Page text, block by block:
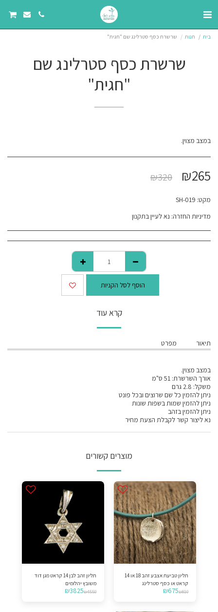
בית חנות שרשרת כסף סטרלינג שם "חגית"
שרשרת כסף סטרלינג שם
"חגית"
במצב מצוין.
₪265
₪320
מקט: SH-019
מדיניות החזרה: נא לעיין בתקנון
הוסף לסל הקניות
קרא עוד
תיאור מפרט
במצב מצוין.
אורך השרשרת: 51 ס"מ
משקל: 2.8 גרם
ניתן להזמין כל שם שרוצים ובכל פונט
ניתן להזמין שמות בשפות שונות
ניתן להזמין בזהב
נא ליצור קשר לקבלת הצעת מחיר
מוצרים קשורים
תליון טביעת אצבע זהב 18 או 14
קראט או כסף סטרלינג
₪810
₪675
תליון זהב לבן 14 קראט מגן דוד
משובץ יהלומים
₪4550
₪3825